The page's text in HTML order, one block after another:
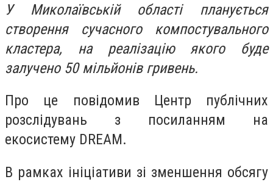
У Миколаївській області планується
створення сучасного компостувального
кластера, на реалізацію якого буде
залучено 50 мільйонів гривень.
Про це повідомив Центр публічних
розслідувань з посиланням на
екосистему DREAM.
В рамках ініціативи зі зменшення обсягу